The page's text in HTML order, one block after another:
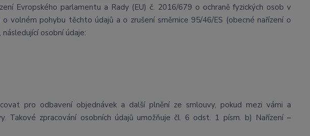
Evropského parlamentu a Rady (EU) č. 2016/679 o ochraně fyzických osob v
volném pohybu těchto údajů a o zrušení směrnice 95/46/ES (obecné nařízení o
následující osobní údaje:
pro odbavení objednávek a další plnění ze smlouvy, pokud mezi vámi a
Takové zpracování osobních údajů umožňuje čl. 6 odst. 1 písm. b) Nařízení –